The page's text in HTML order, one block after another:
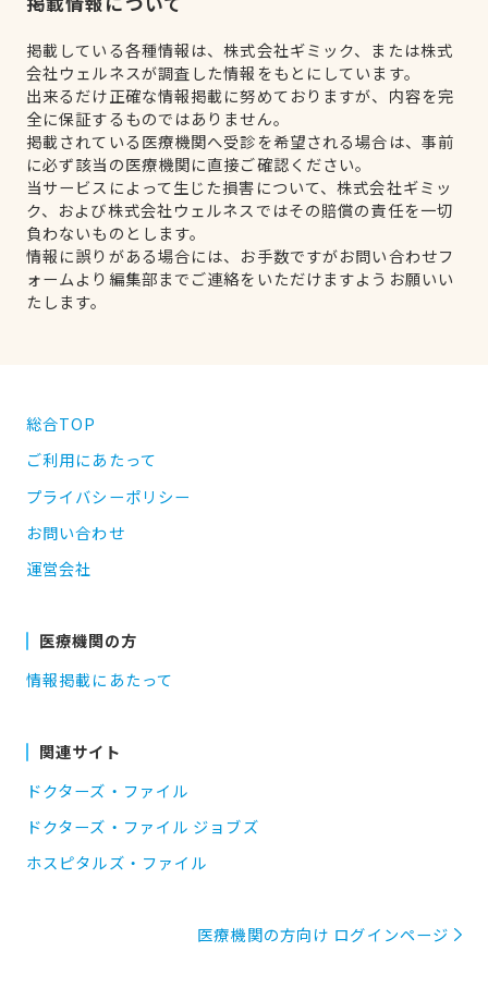
掲載している各種情報は、株式会社ギミック、または株式
会社ウェルネスが調査した情報をもとにしています。
出来るだけ正確な情報掲載に努めておりますが、内容を完
全に保証するものではありません。
掲載されている医療機関へ受診を希望される場合は、事前
に必ず該当の医療機関に直接ご確認ください。
当サービスによって生じた損害について、株式会社ギミッ
ク、および株式会社ウェルネスではその賠償の責任を一切
負わないものとします。
情報に誤りがある場合には、お手数ですがお問い合わせフ
ォームより編集部までご連絡をいただけますようお願いい
たします。
総合TOP
ご利用にあたって
プライバシーポリシー
お問い合わせ
運営会社
医療機関の方
情報掲載にあたって
関連サイト
ドクターズ・ファイル
ドクターズ・ファイル ジョブズ
ホスピタルズ・ファイル
医療機関の方向け ログインページ